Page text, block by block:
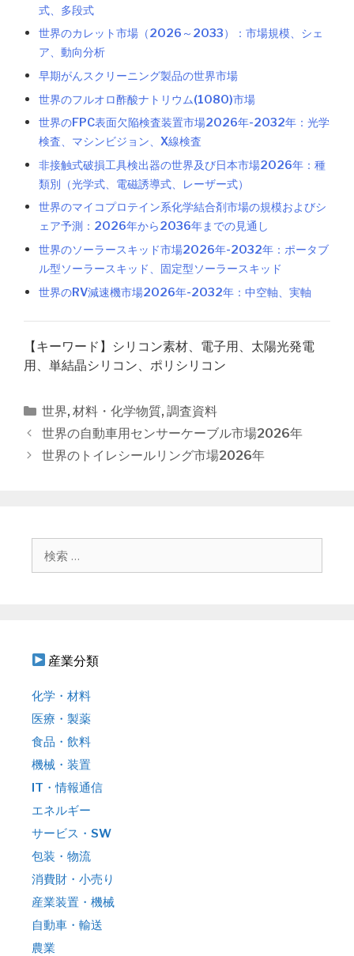
式、多段式
世界のカレット市場（2026～2033）：市場規模、シェ
ア、動向分析
早期がんスクリーニング製品の世界市場
世界のフルオロ酢酸ナトリウム(1080)市場
世界のFPC表面欠陥検査装置市場2026年-2032年：光学
検査、マシンビジョン、X線検査
非接触式破損工具検出器の世界及び日本市場2026年：種
類別（光学式、電磁誘導式、レーザー式）
世界のマイコプロテイン系化学結合剤市場の規模およびシ
ェア予測：2026年から2036年までの見通し
世界のソーラースキッド市場2026年-2032年：ポータブ
ル型ソーラースキッド、固定型ソーラースキッド
世界のRV減速機市場2026年-2032年：中空軸、実軸
【キーワード】シリコン素材、電子用、太陽光発電
用、単結晶シリコン、ポリシリコン
カ
テ
ゴ
世界, 材料・化学物質, 調査資料
投
稿
世界の自動車用センサーケーブル市場2026年
世界のトイレシールリング市場2026年
産業分類
化学・材料
医療・製薬
食品・飲料
機械・装置
IT・情報通信
エネルギー
サービス・SW
包装・物流
消費財・小売り
産業装置・機械
自動車・輸送
農業